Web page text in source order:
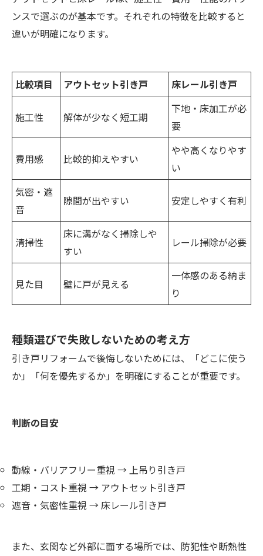
ンスで選ぶのが基本です。それぞれの特徴を比較すると
違いが明確になります。
比較項目 アウトセット引き戸 床レール引き戸
施工性 解体が少なく短工期
下地・床加工が必
要
費用感 比較的抑えやすい
やや高くなりやす
い
気密・遮
音
隙間が出やすい 安定しやすく有利
清掃性
床に溝がなく掃除しや
すい
レール掃除が必要
見た目 壁に戸が見える
一体感のある納ま
り
種類選びで失敗しないための考え方
引き戸リフォームで後悔しないためには、「どこに使う
か」「何を優先するか」を明確にすることが重要です。
判断の目安
動線・バリアフリー重視 → 上吊り引き戸
工期・コスト重視 → アウトセット引き戸
遮音・気密性重視 → 床レール引き戸
また、玄関など外部に面する場所では、防犯性や断熱性